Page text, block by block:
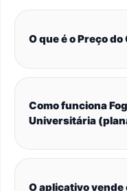
O que é o Preço do
Como funciona
Universitária
O aplicativo